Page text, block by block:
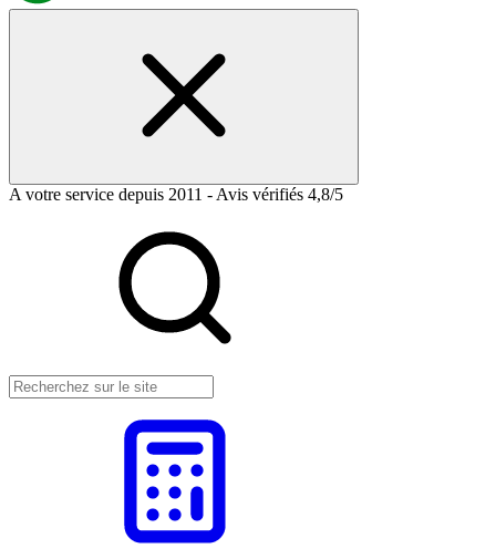
A votre service depuis 2011 - Avis vérifiés 4,8/5